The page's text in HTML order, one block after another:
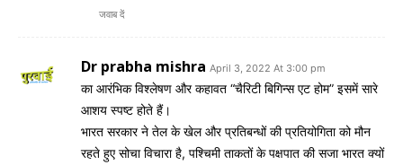
जवाब दें
Dr prabha mishra April 3, 2022 At 3:00 pm
का आरंभिक विश्लेषण और कहावत “चैरिटी बिगिन्स एट होम” इसमें सारे
आशय स्पष्ट होते हैं।
भारत सरकार ने तेल के खेल और प्रतिबन्धों की प्रतियोगिता को मौन
रहते हुए सोचा विचारा है, पश्चिमी ताकतों के पक्षपात की सजा भारत क्यों